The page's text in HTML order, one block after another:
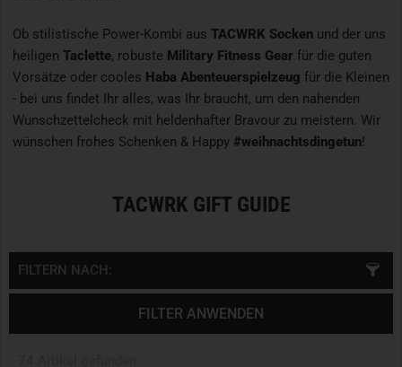
Ob stilistische Power-Kombi aus TACWRK Socken und der uns
heiligen Taclette, robuste Military Fitness Gear für die guten
Vorsätze oder cooles Haba Abenteuerspielzeug für die Kleinen
- bei uns findet Ihr alles, was Ihr braucht, um den nahenden
Wunschzettelcheck mit heldenhafter Bravour zu meistern. Wir
wünschen frohes Schenken & Happy #weihnachtsdingetun!
TACWRK GIFT GUIDE
FILTERN NACH:
FILTER ANWENDEN